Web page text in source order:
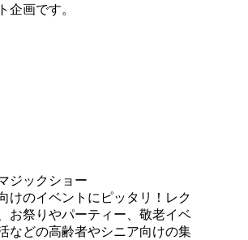
企画です。
ジックショー
けのイベントにピッタリ！レク
お祭りやパーティー、敬老イベ
などの高齢者やシニア向けの集